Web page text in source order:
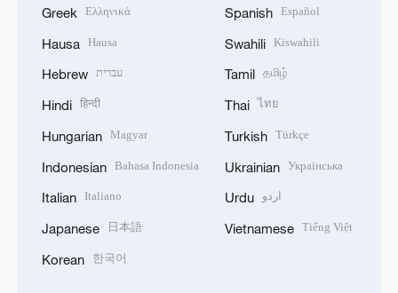
Greek Ελληνικά
Hausa Hausa
Hebrew עברית
Hindi हिन्दी
Hungarian Magyar
Indonesian Bahasa Indonesia
Italian Italiano
Japanese 日本語
Korean 한국어
Spanish Español
Swahili Kiswahili
Tamil தமிழ்
Thai ไทย
Turkish Türkçe
Ukrainian Українська
Urdu اردو
Vietnamese Tiếng Việt